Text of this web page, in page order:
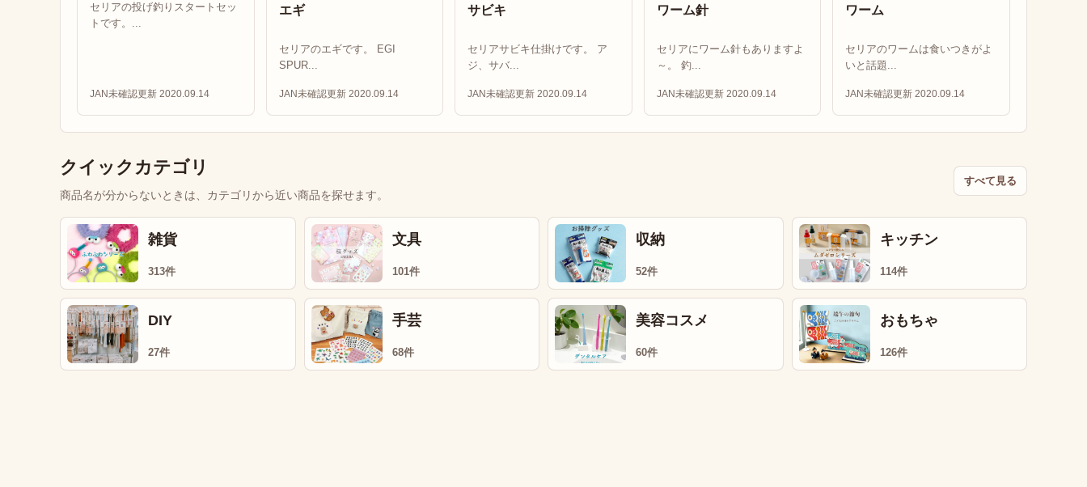
セリアの投げ釣りスタートセッ
トです。...
JAN未確認更新 2020.09.14
エギ
セリアのエギです。 EGI
SPUR...
JAN未確認更新 2020.09.14
サビキ
セリアサビキ仕掛けです。 ア
ジ、サバ...
JAN未確認更新 2020.09.14
ワーム針
セリアにワーム針もありますよ
～。 釣...
JAN未確認更新 2020.09.14
ワーム
セリアのワームは食いつきがよ
いと話題...
JAN未確認更新 2020.09.14
クイックカテゴリ
商品名が分からないときは、カテゴリから近い商品を探せます。
すべて見る
雑貨
313件
文具
101件
収納
52件
キッチン
114件
DIY
27件
手芸
68件
美容コスメ
60件
おもちゃ
126件